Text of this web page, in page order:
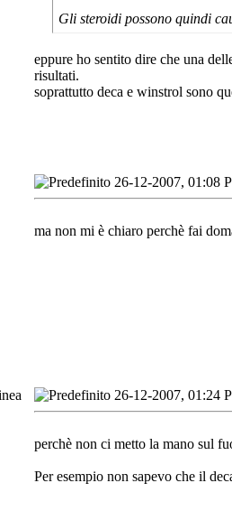
Gli steroidi possono quindi
eppure ho sentito dire che una
risultati.
soprattutto deca e winstrol sono
26-12-2007, 01:08
ma non mi è chiaro perchè fai
26-12-2007, 01:24
perchè non ci metto la mano sul
Per esempio non sapevo che il